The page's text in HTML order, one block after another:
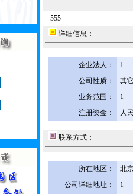
555
详细信息：
企业法人：
1
公司性质：
其
业务范围：
1
注册资金：
人
联系方式：
所在地区：
北
公司详细地址：
1